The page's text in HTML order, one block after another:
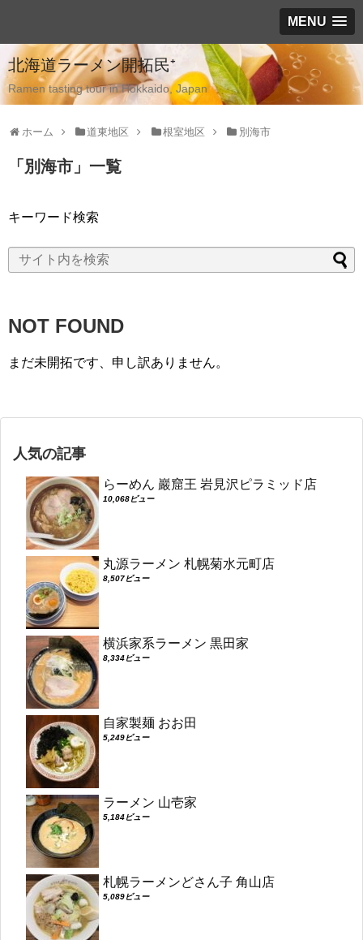
MENU
北海道ラーメン開拓民⁺
Ramen tasting tour in Hokkaido, Japan
ホーム 道東地区 根室地区 別海市
「 別海市 」 一覧
キーワード検索
NOT FOUND
まだ未開拓です、申し訳ありません。
人気の記事
らーめん 巖窟王 岩見沢ピラミッド店
10,068ビュー
丸源ラーメン 札幌菊水元町店
8,507ビュー
横浜家系ラーメン 黒田家
8,334ビュー
自家製麺 おお田
5,249ビュー
ラーメン 山壱家
5,184ビュー
札幌ラーメンどさん子 角山店
5,089ビュー